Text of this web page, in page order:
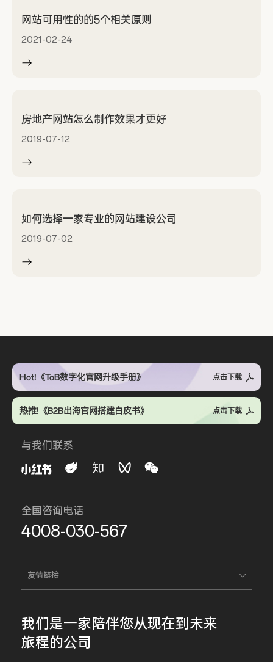
网站可用性的的5个相关原则
2021-02-24
房地产网站怎么制作效果才更好
2019-07-12
如何选择一家专业的网站建设公司
2019-07-02
Hot!《ToB数字化官网升级手册》 点击下载
热推!《B2B出海官网搭建白皮书》 点击下载
与我们联系
全国咨询电话
4008-030-567
友情链接
我们是一家陪伴您从现在到未来
旅程的公司